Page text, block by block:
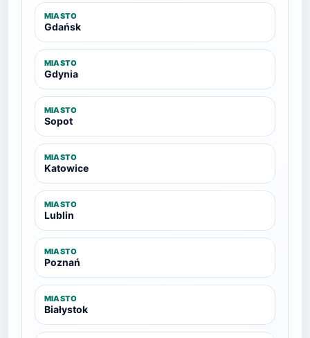
MIASTO
Gdańsk
MIASTO
Gdynia
MIASTO
Sopot
MIASTO
Katowice
MIASTO
Lublin
MIASTO
Poznań
MIASTO
Białystok